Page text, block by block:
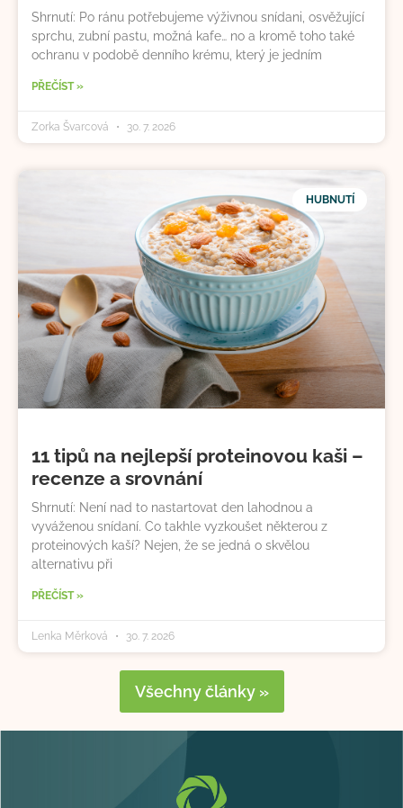
Shrnutí: Po ránu potřebujeme výživnou snídani, osvěžující
sprchu, zubní pastu, možná kafe… no a kromě toho také
ochranu v podobě denního krému, který je jedním
PŘEČÍST »
Zorka Švarcová 30. 7. 2026
HUBNUTÍ
11 tipů na nejlepší proteinovou kaši –
recenze a srovnání
Shrnutí: Není nad to nastartovat den lahodnou a
vyváženou snídaní. Co takhle vyzkoušet některou z
proteinových kaší? Nejen, že se jedná o skvělou
alternativu při
PŘEČÍST »
Lenka Měrková 30. 7. 2026
Všechny články »